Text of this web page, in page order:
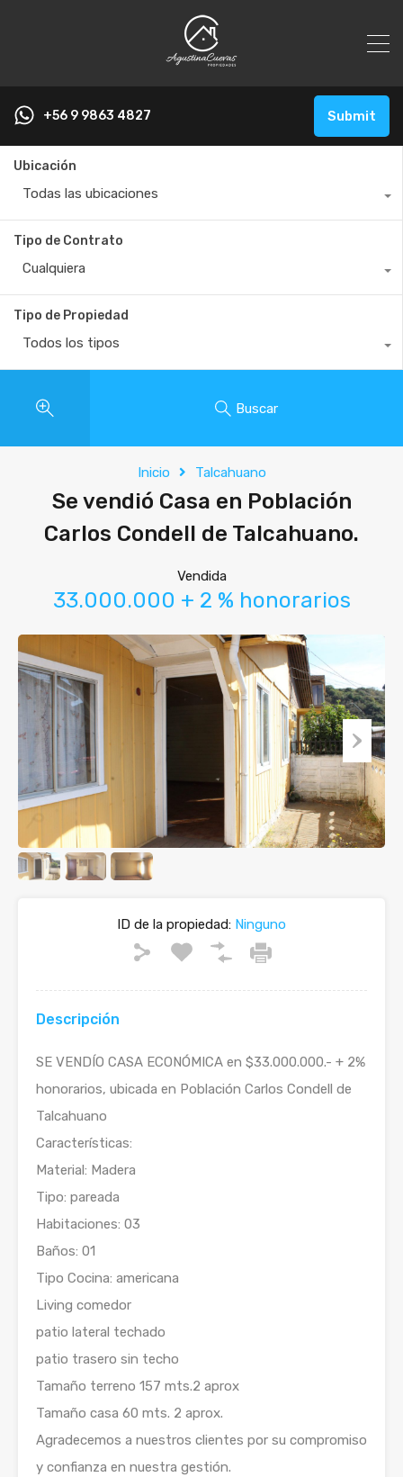
+56 9 9863 4827 Submit
Ubicación
Todas las ubicaciones
Tipo de Contrato
Cualquiera
Tipo de Propiedad
Todos los tipos
Buscar
Inicio Talcahuano
Se vendió Casa en Población
Carlos Condell de Talcahuano.
Vendida
33.000.000 + 2 % honorarios
ID de la propiedad: Ninguno
Descripción
SE VENDÍO CASA ECONÓMICA en $33.000.000.- + 2%
honorarios, ubicada en Población Carlos Condell de
Talcahuano
Características:
Material: Madera
Tipo: pareada
Habitaciones: 03
Baños: 01
Tipo Cocina: americana
Living comedor
patio lateral techado
patio trasero sin techo
Tamaño terreno 157 mts.2 aprox
Tamaño casa 60 mts. 2 aprox.
Agradecemos a nuestros clientes por su compromiso
y confianza en nuestra gestión.